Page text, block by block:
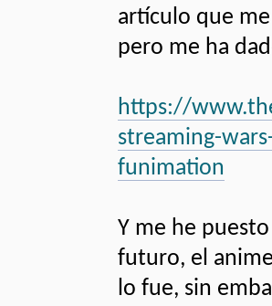
artículo que
pero me ha
https://
streaming-
funimation
Y me he
futuro, el
lo fue, sin